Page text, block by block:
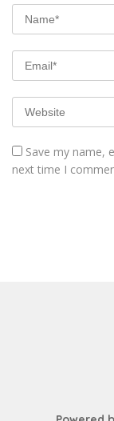
Save my name,
next time I